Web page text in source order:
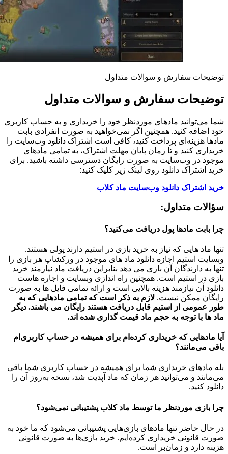
توضیحات سفارش و سوالات متداول
توضیحات سفارش و سوالات متداول
شما می‌توانید مادهای موردنظر خود را خریداری و به حساب کاربری
خود اضافه کنید. همچنین اگر نمی‌خواهید به صورت انفرادی بابت
مادها هزینه‌ای پرداخت کنید، کافی است اشتراک دانلود وب‌سایت را
خریداری کنید و تا زمان پایان مهلت اشتراک، به تمامی مادهای
موجود در وب‌سایت به صورت رایگان دسترسی داشته باشید. برای
خرید اشتراک دانلود روی لینک زیر کلیک کنید:
خرید اشتراک دانلود وب‌سایت ماد کلاب
سؤالات متداول:
چرا بابت مادها پول دریافت می‌کنید؟
تنها ماد هایی که نیاز به خرید بازی در استیم دارند پولی هستند.
وبسایت استیم اجازه دانلود ماد های موجود در ورکشاپ هر بازی را
تنها به دارندگان آن بازی می دهد بنابراین دریافت ماد نیازمند خرید
بازی در استیم است. همچنین راه اندازی وبسایت و اجاره هاست
دانلود آن نیازمند هزینه بالایی است و ارائه تمامی فایل ها به صورت
رایگان ممکن نیست. لازم به ذکر است که تمامی مادهایی که به
طور عمومی از استیم قابل دریافت هستند رایگان می باشند. دیگر
ماد ها با توجه به حجم ماد قیمت گذاری شده اند.
آیا مادهایی که خریداری کرده‌ام برای همیشه در حساب‌ کاربری‌ام
باقی می‌مانند؟
بله مادهای خریداری شما برای همیشه در حساب کاربری شما باقی
می‌مانند و می‌توانید هر زمان که ماد آپدیت شد، نسخه به‌روز آن را
دانلود کنید.
چرا بازی موردنظر ما توسط ماد کلاب پشتیبانی نمی‌شود؟
در حال حاضر تنها مادهای بازی‌هایی پشتیبانی می‌شود که ما خود به
صورت قانونی خریداری کرده‌ایم. خرید بازی‌ها به صورت قانونی
هزینه دارد و زمان‌بر است.